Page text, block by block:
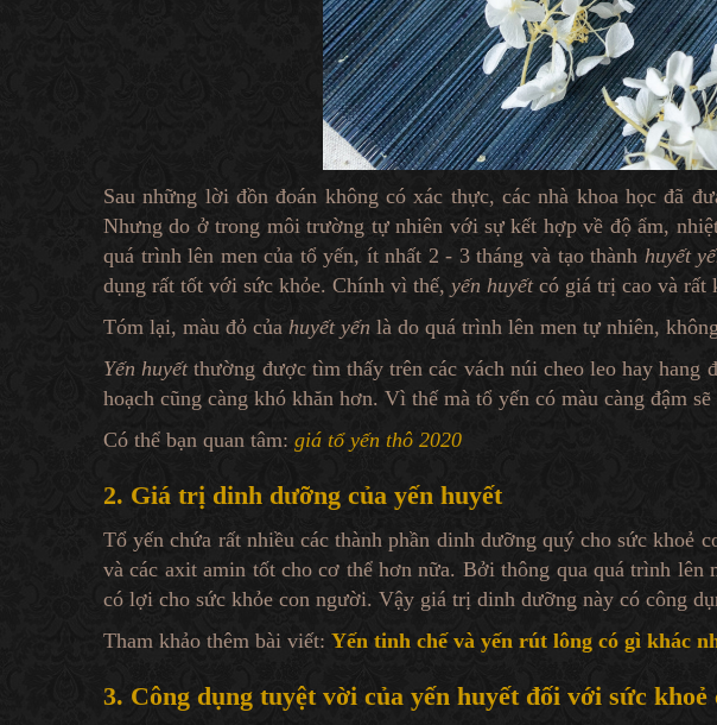
Sau những lời đồn đoán không có xác thực, các nhà khoa học đã
Nhưng do ở trong môi trường tự nhiên với sự kết hợp về độ ẩm,
quá trình lên men của tổ yến, ít nhất 2 - 3 tháng và tạo thành huyết
dụng rất tốt với sức khỏe. Chính vì thế, yến huyếtcó giá trị cao và rất
Tóm lại, màu đỏ của huyết yến là do quá trình lên men tự nhiên,
Yến huyếtthường được tìm thấy trên các vách núi cheo leo hay hang
hoạch cũng càng khó khăn hơn. Vì thế mà tổ yến có màu càng đậm
Có thể bạn quan tâm: giá tổ yến thô 2020
2. Giá trị dinh dưỡng của yến huyết
Tổ yến chứa rất nhiều các thành phần dinh dưỡng quý cho sức khoẻ
và các axit amin tốt cho cơ thể hơn nữa. Bởi thông qua quá trình lên
có lợi cho sức khỏe con người. Vậy giá trị dinh dưỡng này có công
Tham khảo thêm bài viết: Yến tinh chế và yến rút lông có gì khác
3. Công dụng tuyệt vời của yến huyết đối với sức khoẻ